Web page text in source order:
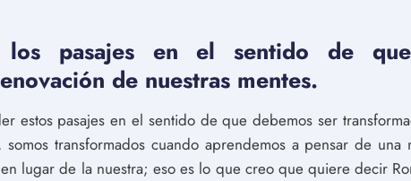
los pasajes en el sentido de
de nuestras mentes.
estos pasajes en el sentido de que debemos ser
somos transformados cuando aprendemos a pensar de
lugar de la nuestra; eso es lo que creo que quiere decir